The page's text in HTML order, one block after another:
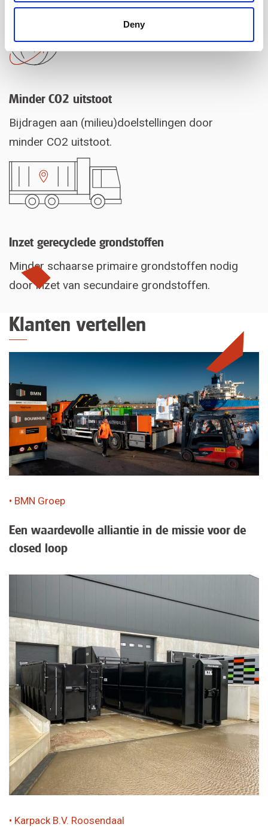
Deny
Minder CO2 uitstoot
Bijdragen aan (milieu)doelstellingen door
minder CO2 uitstoot.
Inzet gerecyclede grondstoffen
Minder schaarse primaire grondstoffen nodig
door inzet van secundaire grondstoffen.
Klanten vertellen
• BMN Groep
Een waardevolle alliantie in de missie voor de
closed loop
• Karpack B.V. Roosendaal